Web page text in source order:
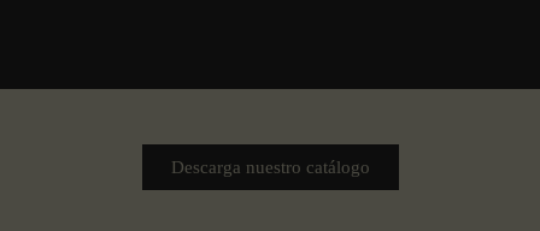
Descarga nuestro catálogo